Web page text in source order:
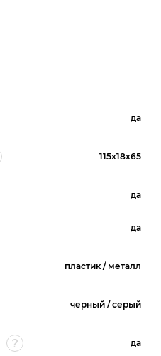
да
115х18х65
да
да
пластик / металл
черный / серый
да